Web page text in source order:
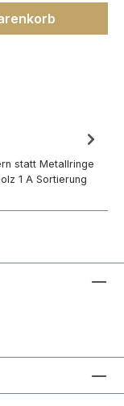
statt Metallringe
1 A Sortierung